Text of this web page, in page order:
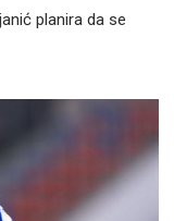
planira da se